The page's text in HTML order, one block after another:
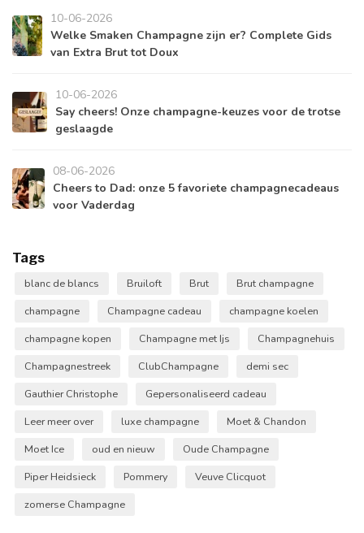
10-06-2026
Welke Smaken Champagne zijn er? Complete Gids
van Extra Brut tot Doux
10-06-2026
Say cheers! Onze champagne-keuzes voor de trotse
geslaagde
08-06-2026
Cheers to Dad: onze 5 favoriete champagnecadeaus
voor Vaderdag
Tags
blanc de blancs Bruiloft Brut
Brut champagne
champagne
Champagne cadeau
champagne koelen
champagne kopen
Champagne met Ijs
Champagnehuis
Champagnestreek
ClubChampagne
demi sec
Gauthier Christophe
Gepersonaliseerd cadeau
Leer meer over
luxe champagne
Moet & Chandon
Moet Ice
oud en nieuw
Oude Champagne
Piper Heidsieck
Pommery
Veuve Clicquot
zomerse Champagne